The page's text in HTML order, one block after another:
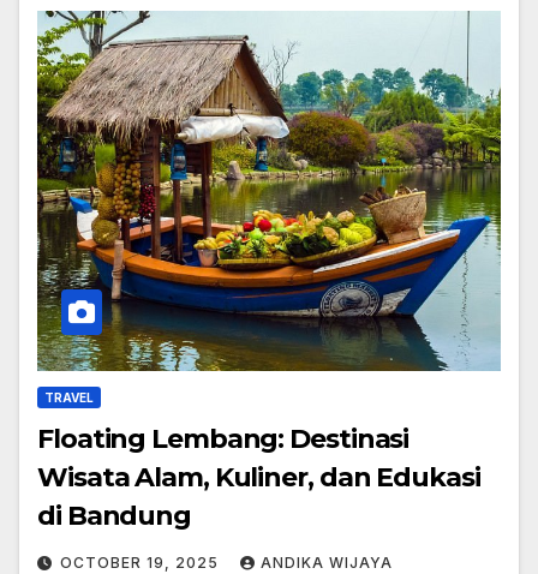
TRAVEL
Floating Lembang: Destinasi
Wisata Alam, Kuliner, dan Edukasi
di Bandung
OCTOBER 19, 2025 ANDIKA WIJAYA